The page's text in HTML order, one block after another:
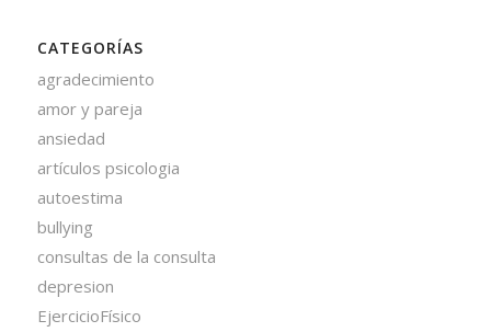
CATEGORÍAS
agradecimiento
amor y pareja
ansiedad
artículos psicologia
autoestima
bullying
consultas de la consulta
depresion
EjercicioFísico